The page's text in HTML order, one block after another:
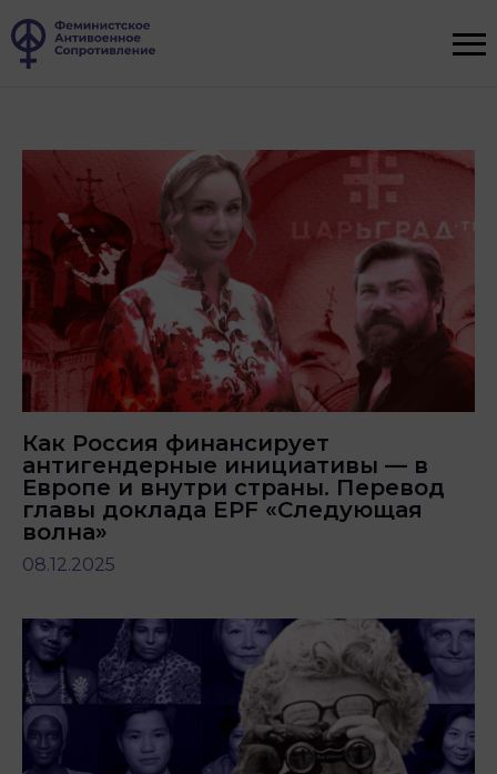
Как Россия финансирует
антигендерные инициативы — в
Европе и внутри страны. Перевод
главы доклада EPF «Следующая
волна»
08.12.2025